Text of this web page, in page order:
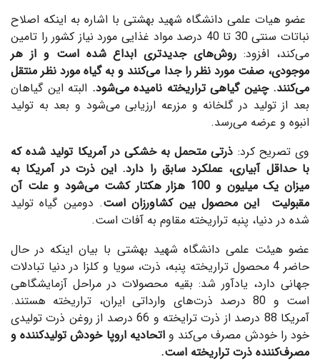
عضو هیات علمی دانشگاه شهید بهشتی با اشاره به اینکه اصلاح
نباتات سنتی 30 تا 40 درصد مواد غذایی مورد نیاز کشور را تامین
می‌کند، افزود: روش‌های جدیدتری ابداع شده است و از هر
موجودی، صفت مورد نظر را جدا می‌کنند و به گیاه مورد نظر منتقل
می‌کنند. چنین گیاهی تراریخته نامیده می‌شود. البته این گیاهان
بعد از تولید در گلخانه و مزرعه ارزیابی می‌شود و بعد به تولید
انبوه و عرضه می‌رسد.
وی تصریح کرد: ذرتی متحمل به خشکی در آمریکا تولید شده که
با حداقل آبیاری، عملکرد سابق را دارد. این ذرت در آمریکا به
میزان یک میلیون و 100 هزار هکتار کشت می‌شود و علت آن
مقبولیت این محصول بین کشاورزان است. دومین گیاه تولید
شده در دنیا، پنبه تراریخته مقاوم به آفات است.
عضو هیئت علمی دانشگاه شهید بهشتی با بیان اینکه در حال
حاضر 4 محصول تراریخته پنبه، ذرت، سویا و کلزا در دنیا تبادلات
جهانی دارد، یادآور شد: بقیه محصولات در مراحل آزمایشگاهی
است و 80 درصد ذرت‌های وارداتی ایران، تراریخته هستند.
آمریکا 88 درصد از ذرت ترایخته و 66 درصد از روغن ذرت تولیدی
خود را خودش مصرف می‌کند واتحادیه اروپا خودش تولیدکننده و
مصرف‌کننده ذرت تراریخته است.